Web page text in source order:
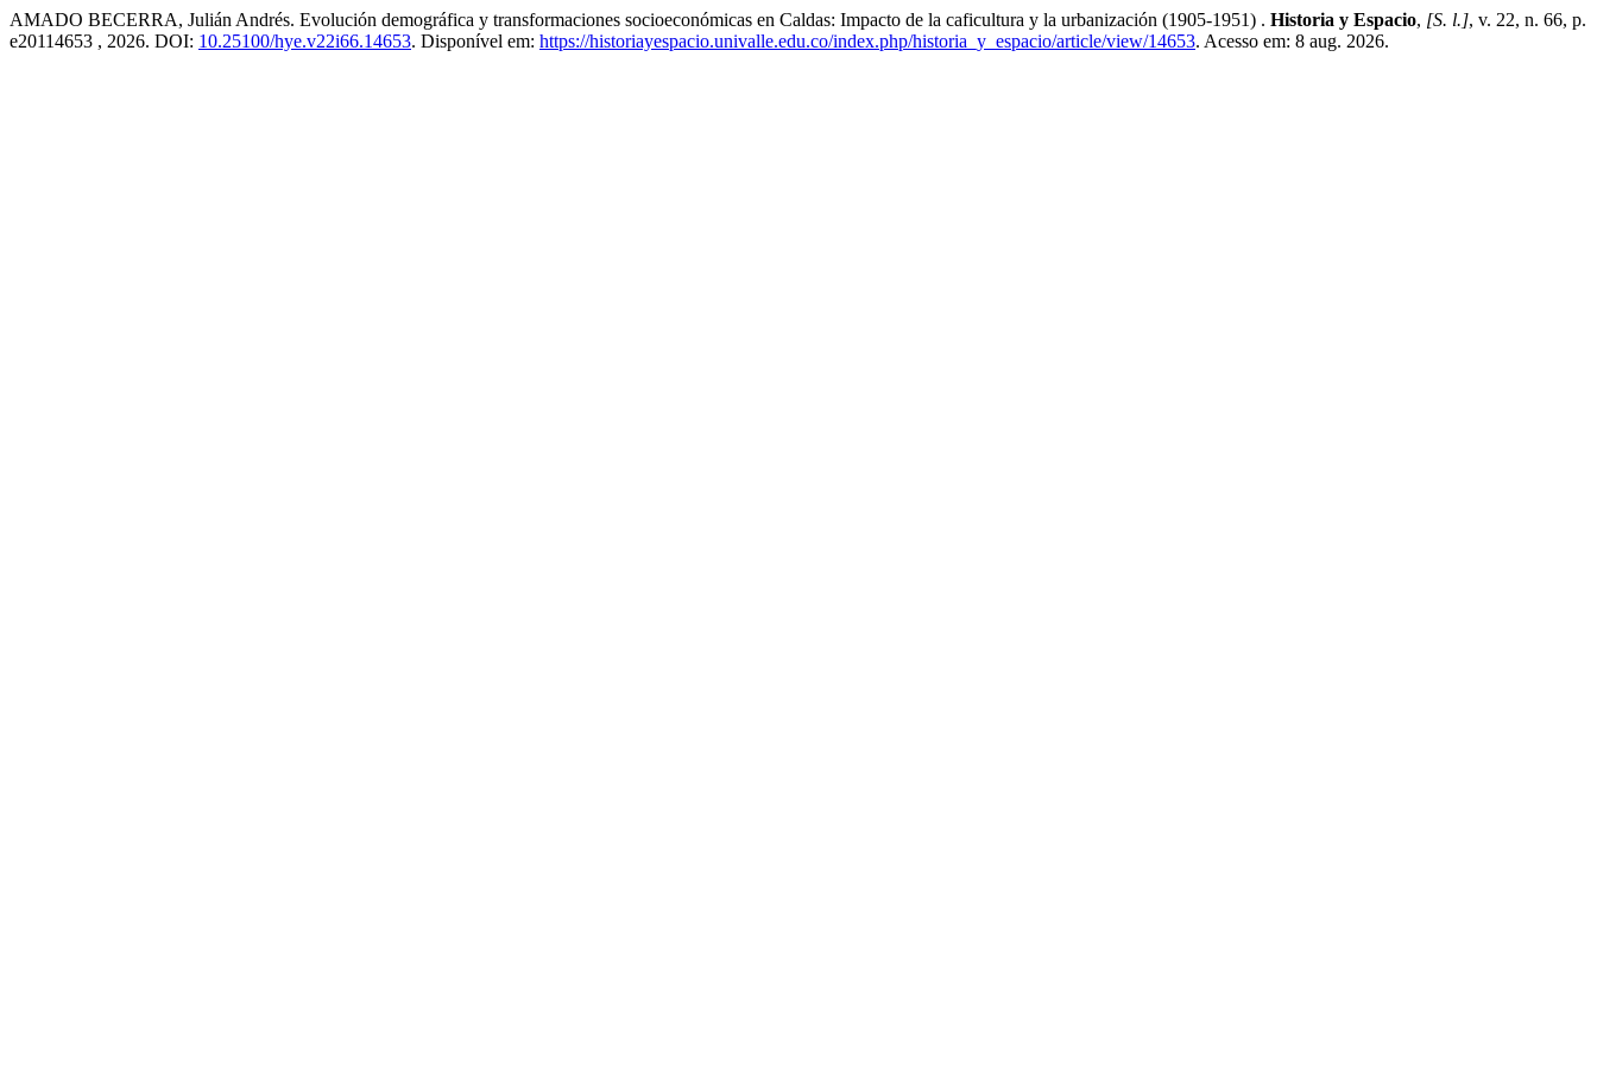
AMADO BECERRA, Julián Andrés. Evolución demográfica y transformaciones socioeconómicas en Caldas: Impacto de la caficultura y la urbanización (1905-1951) . Historia y Espacio, [S. l.], v. 22, n. 66, p.
e20114653 , 2026. DOI: 10.25100/hye.v22i66.14653. Disponível em: https://historiayespacio.univalle.edu.co/index.php/historia_y_espacio/article/view/14653. Acesso em: 8 aug. 2026.